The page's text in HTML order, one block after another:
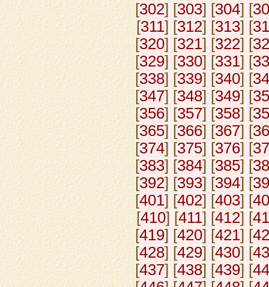
[302] [303] [304] [
[311] [312] [313] [
[320] [321] [322] [
[329] [330] [331] [
[338] [339] [340] [
[347] [348] [349] [
[356] [357] [358] [
[365] [366] [367] [
[374] [375] [376] [
[383] [384] [385] [
[392] [393] [394] [
[401] [402] [403] [
[410] [411] [412] [
[419] [420] [421] [
[428] [429] [430] [
[437] [438] [439] [